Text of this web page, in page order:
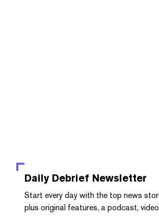
Daily Debrief Newsletter
Start every day with the top news
plus original features, a podcast,